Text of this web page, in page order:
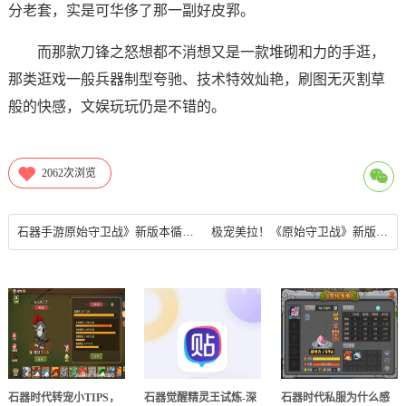
分老套，实是可华侈了那一副好皮郛。
而那款刀锋之怒想都不消想又是一款堆砌和力的手逛，
那类逛戏一般兵器制型夸驰、技术特效灿艳，刷图无灭割草
般的快感，文娱玩玩仍是不错的。
2062次浏览
石器手游原始守卫战》新版本循环赛介绍 循环赛三的比赛地点在哪 极宠美拉！《原始守卫战》新版本循环赛来袭！，石器手游
石器时代转宠小TIPS， 石器觉醒精灵王试炼-深 石器时代私服为什么感